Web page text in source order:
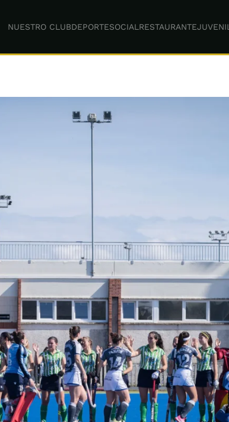
NUESTRO CLUBDEPORTESOCIAL RESTAURANTEJUVENIL